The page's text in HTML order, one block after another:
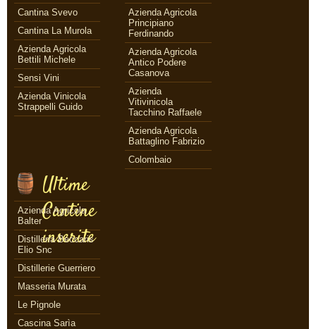
Cantina Svevo
Cantina La Murola
Azienda Agricola
Bettili Michele
Sensi Vini
Azienda Vinicola
Strappelli Guido
Azienda Agricola
Principiano
Ferdinando
Azienda Agricola
Antico Podere
Casanova
Azienda
Vitivinicola
Tacchino Raffaele
Azienda Agricola
Battaglino Fabrizio
Colombaio
Ultime
Cantine
inserite
Azienda Agricola
Balter
Distilleria Beccaris
Elio Snc
Distillerie Guerriero
Masseria Murata
Le Pignole
Cascina Sarìa